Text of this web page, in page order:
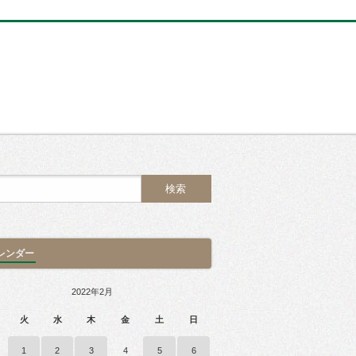
ンダー
2022年2月
火 水 木 金 土 日
1 2 3 4 5 6